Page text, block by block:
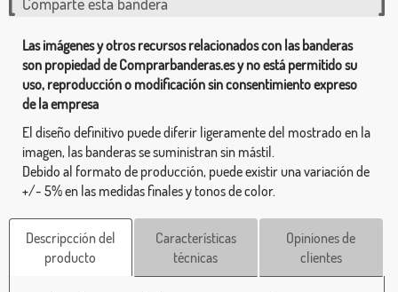
Las imágenes y otros recursos relacionados con las banderas
son propiedad de Comprarbanderas.es y no está permitido su
uso, reproducción o modificación sin consentimiento expreso
de la empresa
El diseño definitivo puede diferir ligeramente del mostrado en la
imagen, las banderas se suministran sin mástil.
Debido al formato de producción, puede existir una variación de
+/- 5% en las medidas finales y tonos de color.
Descripcción del
producto
Características
técnicas
Opiniones de
clientes